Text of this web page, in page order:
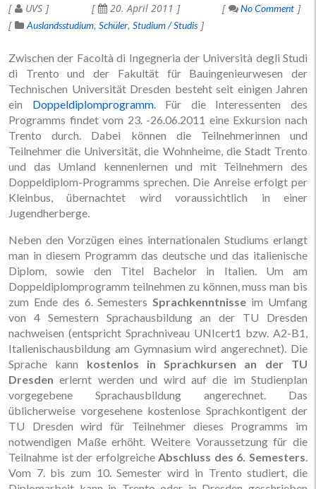
UVS 20. April 2011
No Comment
Auslandsstudium Schüler Studium / Studis
Zwischen der Facoltà di Ingegneria der Università degli Studi
di Trento und der Fakultät für Bauingenieurwesen der
Technischen Universität Dresden besteht seit einigen Jahren
ein Doppeldiplomprogramm. Für die Interessenten des
Programms findet vom 23. -26.06.2011 eine Exkursion nach
Trento durch. Dabei können die Teilnehmerinnen und
Teilnehmer die Universität, die Wohnheime, die Stadt Trento
und das Umland kennenlernen und mit Teilnehmern des
Doppeldiplom-Programms sprechen. Die Anreise erfolgt per
Kleinbus, übernachtet wird voraussichtlich in einer
Jugendherberge.
Neben den Vorzügen eines internationalen Studiums erlangt
man in diesem Programm das deutsche und das italienische
Diplom, sowie den Titel Bachelor in Italien. Um am
Doppeldiplomprogramm teilnehmen zu können, muss man bis
zum Ende des 6. SemestersSprachkenntnisse im Umfang
von 4 Semestern Sprachausbildung an der TU Dresden
nachweisen (entspricht Sprachniveau UNIcert1 bzw. A2-B1,
Italienischausbildung am Gymnasium wird angerechnet). Die
Sprache kann kostenlos in Sprachkursen an der TU
Dresden erlernt werden und wird auf die im Studienplan
vorgegebene Sprachausbildung angerechnet. Das
üblicherweise vorgesehene kostenlose Sprachkontigent der
TU Dresden wird für Teilnehmer dieses Programms im
notwendigen Maße erhöht. Weitere Voraussetzung für die
Teilnahme ist der erfolgreicheAbschluss des 6. Semesters.
Vom 7. bis zum 10. Semester wird in Trento studiert, die